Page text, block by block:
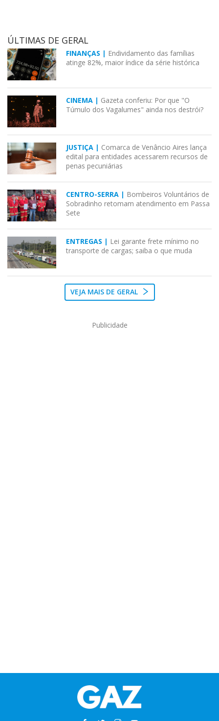
ÚLTIMAS DE GERAL
FINANÇAS | Endividamento das famílias
atinge 82%, maior índice da série histórica
CINEMA | Gazeta conferiu: Por que "O
Túmulo dos Vagalumes" ainda nos destrói?
JUSTIÇA | Comarca de Venâncio Aires lança
edital para entidades acessarem recursos de
penas pecuniárias
CENTRO-SERRA | Bombeiros Voluntários de
Sobradinho retomam atendimento em Passa
Sete
ENTREGAS | Lei garante frete mínimo no
transporte de cargas; saiba o que muda
VEJA MAIS DE GERAL
Publicidade